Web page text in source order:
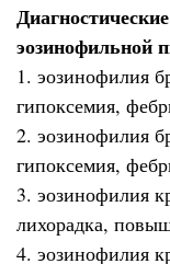
эозинофильной
1. эозинофилия
гипоксемия,
2. эозинофилия
гипоксемия,
3. эозинофилия
лихорадка,
4. эозинофилия